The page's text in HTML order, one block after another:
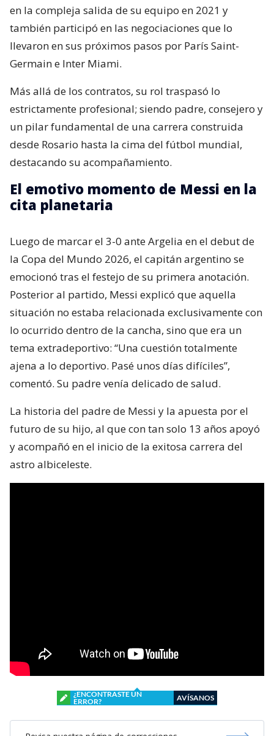
en la compleja salida de su equipo en 2021 y
también participó en las negociaciones que lo
llevaron en sus próximos pasos por París Saint-
Germain e Inter Miami.
Más allá de los contratos, su rol traspasó lo
estrictamente profesional; siendo padre, consejero y
un pilar fundamental de una carrera construida
desde Rosario hasta la cima del fútbol mundial,
destacando su acompañamiento.
El emotivo momento de Messi en la
cita planetaria
Luego de marcar el 3-0 ante Argelia en el debut de
la Copa del Mundo 2026, el capitán argentino se
emocionó tras el festejo de su primera anotación.
Posterior al partido, Messi explicó que aquella
situación no estaba relacionada exclusivamente con
lo ocurrido dentro de la cancha, sino que era un
tema extradeportivo: “Una cuestión totalmente
ajena a lo deportivo. Pasé unos días difíciles”,
comentó. Su padre venía delicado de salud.
La historia del padre de Messi y la apuesta por el
futuro de su hijo, al que con tan solo 13 años apoyó
y acompañó en el inicio de la exitosa carrera del
astro albiceleste.
¿ENCONTRASTE UN
ERROR?
AVÍSANOS